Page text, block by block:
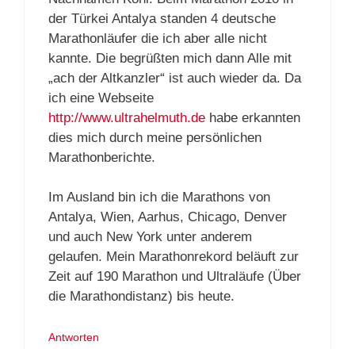
der Türkei Antalya standen 4 deutsche
Marathonläufer die ich aber alle nicht
kannte. Die begrüßten mich dann Alle mit
„ach der Altkanzler“ ist auch wieder da. Da
ich eine Webseite
http://www.ultrahelmuth.de habe erkannten
dies mich durch meine persönlichen
Marathonberichte.
Im Ausland bin ich die Marathons von
Antalya, Wien, Aarhus, Chicago, Denver
und auch New York unter anderem
gelaufen. Mein Marathonrekord beläuft zur
Zeit auf 190 Marathon und Ultraläufe (Über
die Marathondistanz) bis heute.
Antworten